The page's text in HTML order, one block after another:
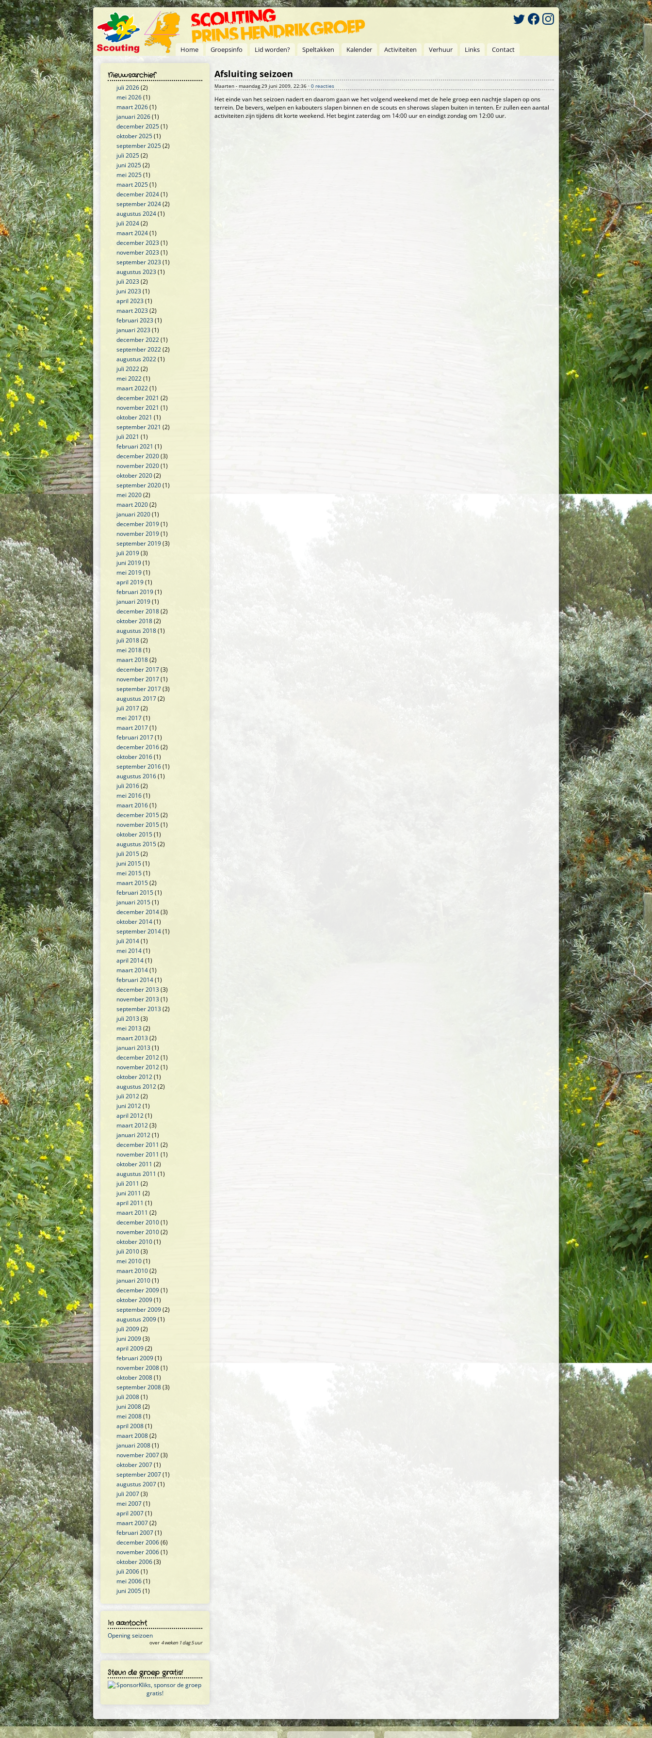
Overslaan en naar de inhoud gaan
Home Groepsinfo Lid worden? Speltakken Kalender Activiteiten Verhuur Links Contact
Nieuwsarchief
juli 2026(2)
mei 2026(1)
maart 2026(1)
januari 2026(1)
december 2025(1)
oktober 2025(1)
september 2025(2)
juli 2025(2)
juni 2025(2)
mei 2025(1)
maart 2025(1)
december 2024(1)
september 2024(2)
augustus 2024(1)
juli 2024(2)
maart 2024(1)
december 2023(1)
november 2023(1)
september 2023(1)
augustus 2023(1)
juli 2023(2)
juni 2023(1)
april 2023(1)
maart 2023(2)
februari 2023(1)
januari 2023(1)
december 2022(1)
september 2022(2)
augustus 2022(1)
juli 2022(2)
mei 2022(1)
maart 2022(1)
december 2021 (2)
november 2021 (1)
oktober 2021 (1)
september 2021 (2)
juli 2021 (1)
februari 2021 (1)
december 2020(3)
november 2020(1)
oktober 2020(2)
september 2020(1)
mei 2020(2)
maart 2020(2)
januari 2020(1)
december 2019(1)
november 2019(1)
september 2019(3)
juli 2019(3)
juni 2019(1)
mei 2019(1)
april 2019(1)
februari 2019(1)
januari 2019(1)
december 2018(2)
oktober 2018(2)
augustus 2018(1)
juli 2018(2)
mei 2018(1)
maart 2018(2)
december 2017(3)
november 2017(1)
september 2017(3)
augustus 2017(2)
juli 2017(2)
mei 2017(1)
maart 2017(1)
februari 2017(1)
december 2016(2)
oktober 2016(1)
september 2016(1)
augustus 2016(1)
juli 2016(2)
mei 2016(1)
maart 2016(1)
december 2015(2)
november 2015(1)
oktober 2015(1)
augustus 2015(2)
juli 2015(2)
juni 2015(1)
mei 2015(1)
maart 2015(2)
februari 2015(1)
januari 2015(1)
december 2014(3)
oktober 2014(1)
september 2014(1)
juli 2014(1)
mei 2014(1)
april 2014(1)
maart 2014(1)
februari 2014(1)
december 2013(3)
november 2013(1)
september 2013(2)
juli 2013(3)
mei 2013(2)
maart 2013(2)
januari 2013(1)
december 2012(1)
november 2012(1)
oktober 2012(1)
augustus 2012(2)
juli 2012(2)
juni 2012(1)
april 2012(1)
maart 2012(3)
januari 2012(1)
december 2011 (2)
november 2011 (1)
oktober 2011 (2)
augustus 2011 (1)
juli 2011 (2)
juni 2011 (2)
april 2011 (1)
maart 2011 (2)
december 2010(1)
november 2010(2)
oktober 2010(1)
juli 2010(3)
mei 2010(1)
maart 2010(2)
januari 2010(1)
december 2009(1)
oktober 2009(1)
september 2009(2)
augustus 2009(1)
juli 2009(2)
juni 2009(3)
april 2009(2)
februari 2009(1)
november 2008(1)
oktober 2008(1)
september 2008(3)
juli 2008(1)
juni 2008(2)
mei 2008(1)
april 2008(1)
maart 2008(2)
januari 2008(1)
november 2007(3)
oktober 2007(1)
september 2007(1)
augustus 2007(1)
juli 2007(3)
mei 2007(1)
april 2007(1)
maart 2007(2)
februari 2007(1)
december 2006(6)
november 2006(1)
oktober 2006(3)
juli 2006(1)
mei 2006(1)
juni 2005(1)
In aantocht
Opening seizoen
over 4 weken 1 dag 5 uur
Steun de groep gratis!
Afsluiting seizoen
Maarten - maandag 29 juni 2009, 22:36 · 0 reacties
Het einde van het seizoen nadert en daarom gaan we het volgend weekend met de hele groep een nachtje slapen op ons
terrein. De bevers, welpen en kabouters slapen binnen en de scouts en sherows slapen buiten in tenten. Er zullen een aantal
activiteiten zijn tijdens dit korte weekend. Het begint zaterdag om 14:00 uur en eindigt zondag om 12:00 uur.